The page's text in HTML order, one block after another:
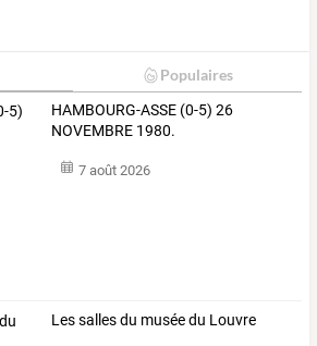
Populaires
HAMBOURG-ASSE (0-5) 26
NOVEMBRE 1980.
7 août 2026
Les salles du musée du Louvre